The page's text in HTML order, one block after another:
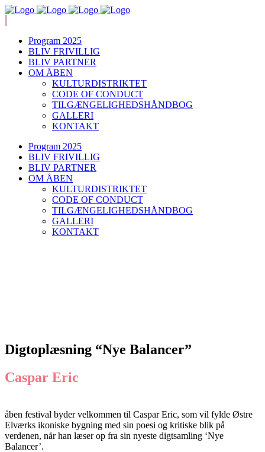
Program 2025
BLIV FRIVILLIG
BLIV PARTNER
OM ÅBEN
KULTURDISTRIKTET
CODE OF CONDUCT
TILGÆNGELIGHEDSHÅNDBOG
GALLERI
KONTAKT
Program 2025
BLIV FRIVILLIG
BLIV PARTNER
OM ÅBEN
KULTURDISTRIKTET
CODE OF CONDUCT
TILGÆNGELIGHEDSHÅNDBOG
GALLERI
KONTAKT
Digtoplæsning “Nye Balancer”
Caspar Eric
åben festival byder velkommen til Caspar Eric, som vil fylde Østre
Elværks ikoniske bygning med sin poesi og kritiske blik på
verdenen, når han læser op fra sin nyeste digtsamling ‘Nye
Balancer’.